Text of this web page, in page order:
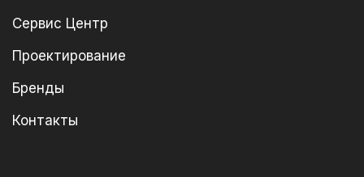
Сервис Центр
Проектирование
Бренды
Контакты